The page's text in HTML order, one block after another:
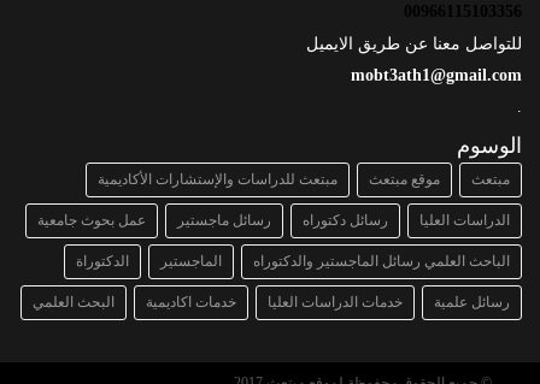
00966115103356
للتواصل معنا عن طريق الايميل
mobt3ath1@gmail.com
الوسوم
مبتعث موقع مبتعث مبتعث للدراسات والإستشارات الأكاديمية
الدراسات العليا رسائل دكتوراه رسائل ماجستير عمل بحوث جامعية
الباحث العلمي رسائل الماجستير والدكتوراه الماجستير الدكتوراة
رسائل علمية خدمات الدراسات العليا خدمات اكاديمية البحث العلمي